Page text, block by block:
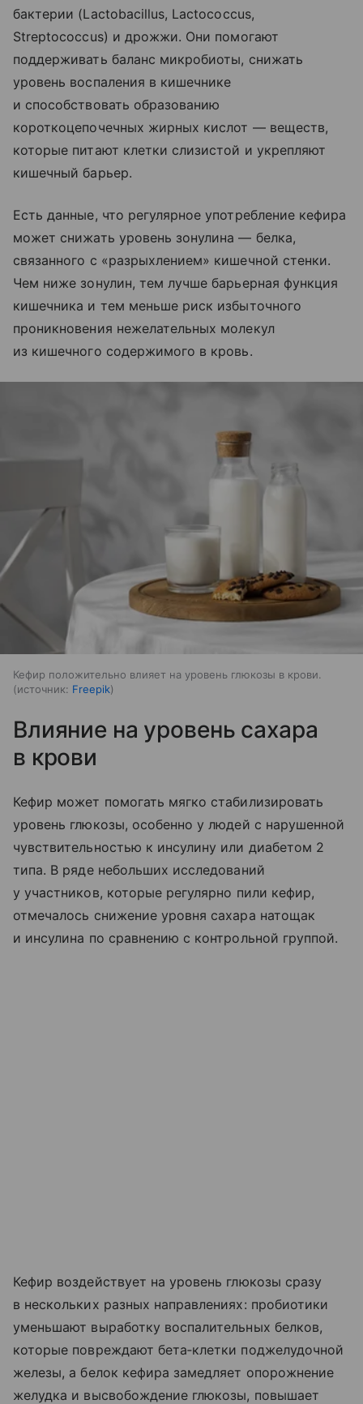
бактерии (Lactobacillus, Lactococcus,
Streptococcus) и дрожжи. Они помогают
поддерживать баланс микробиоты, снижать
уровень воспаления в кишечнике
и способствовать образованию
короткоцепочечных жирных кислот — веществ,
которые питают клетки слизистой и укрепляют
кишечный барьер.
Есть данные, что регулярное употребление кефира
может снижать уровень зонулина — белка,
связанного с «разрыхлением» кишечной стенки.
Чем ниже зонулин, тем лучше барьерная функция
кишечника и тем меньше риск избыточного
проникновения нежелательных молекул
из кишечного содержимого в кровь.
Кефир положительно влияет на уровень глюкозы в крови.
источник: Freepik
Влияние на уровень сахара
в крови
Кефир может помогать мягко стабилизировать
уровень глюкозы, особенно у людей с нарушенной
чувствительностью к инсулину или диабетом 2
типа. В ряде небольших исследований
у участников, которые регулярно пили кефир,
отмечалось снижение уровня сахара натощак
и инсулина по сравнению с контрольной группой.
Кефир воздействует на уровень глюкозы сразу
в нескольких разных направлениях: пробиотики
уменьшают выработку воспалительных белков,
которые повреждают бета‑клетки поджелудочной
железы, а белок кефира замедляет опорожнение
желудка и высвобождение глюкозы, повышает